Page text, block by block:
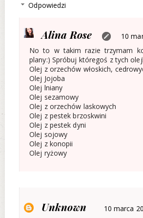
Odpowiedzi
Alina Rose
10
No to w takim razie trzymam
plany:) Spróbuj któregoś z tych
Olej z orzechów włoskich,
Olej Jojoba
Olej lniany
Olej sezamowy
Olej z orzechów laskowych
Olej z pestek brzoskwini
Olej z pestek dyni
Olej sojowy
Olej z konopii
Olej ryżowy
Unknown
10 marca